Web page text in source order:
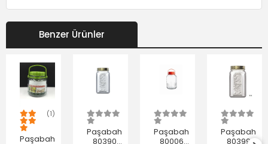
Benzer Ürünler
(1)
Paşabahçe
Paşabahçe
80390
Paşabahçe
80006
Paşabahçe
80399